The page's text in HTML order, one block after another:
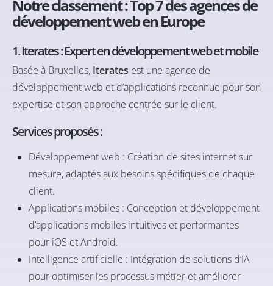
Notre classement : Top 7 des agences de
développement web en Europe
1. Iterates : Expert en développement web et mobile
Basée à Bruxelles, Iterates est une agence de
développement web et d’applications reconnue pour son
expertise et son approche centrée sur le client.​
Services proposés :
Développement web : Création de sites internet sur
mesure, adaptés aux besoins spécifiques de chaque
client.​
Applications mobiles : Conception et développement
d’applications mobiles intuitives et performantes
pour iOS et Android.​
Intelligence artificielle : Intégration de solutions d’IA
pour optimiser les processus métier et améliorer